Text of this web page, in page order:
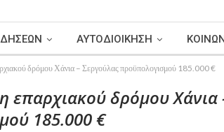
ΑΥΤΟΔΙΟΙΚΗΣΗ
δρόμου Χάνια – Σεργούλας προϋπολογισμού 185.000 €
επαρχιακού δρόμου Χάνια
185.000 €